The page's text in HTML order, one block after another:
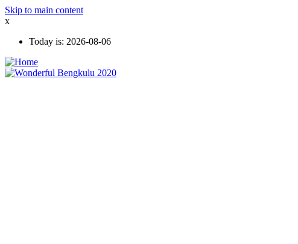
Skip to main content
x
Today is: 2026-08-06